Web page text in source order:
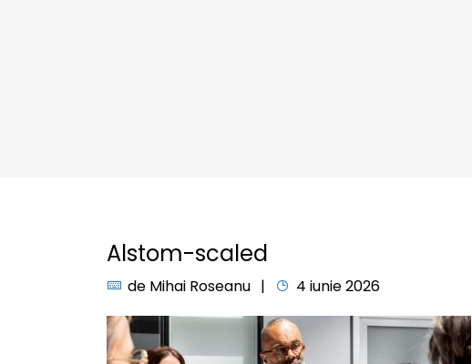
Alstom-scaled
de Mihai Roseanu 4 iunie 2026